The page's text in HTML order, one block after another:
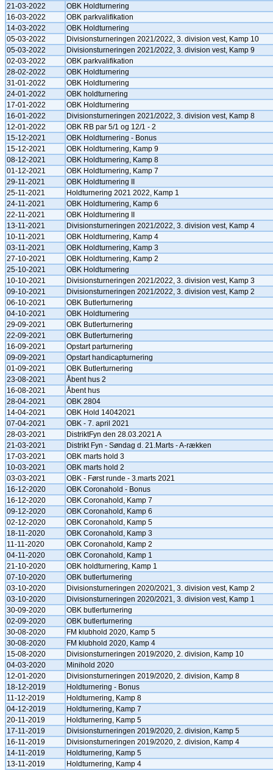
21-03-2022
OBK Holdturnering
16-03-2022
OBK parkvalifikation
14-03-2022
OBK Holdturnering
05-03-2022
Divisionsturneringen 2021/2022, 3. division vest, Kamp 10
05-03-2022
Divisionsturneringen 2021/2022, 3. division vest, Kamp 9
02-03-2022
OBK parkvalifikation
28-02-2022
OBK Holdturnering
31-01-2022
OBK Holdturnering
24-01-2022
OBK holdturnering
17-01-2022
OBK Holdturnering
16-01-2022
Divisionsturneringen 2021/2022, 3. division vest, Kamp 8
12-01-2022
OBK RB par 5/1 og 12/1 - 2
15-12-2021
OBK Holdturnering - Bonus
15-12-2021
OBK Holdturnering, Kamp 9
08-12-2021
OBK Holdturnering, Kamp 8
01-12-2021
OBK Holdturnering, Kamp 7
29-11-2021
OBK Holdturnering II
25-11-2021
Holdturnering 2021 2022, Kamp 1
24-11-2021
OBK Holdturnering, Kamp 6
22-11-2021
OBK Holdturnering II
13-11-2021
Divisionsturneringen 2021/2022, 3. division vest, Kamp 4
10-11-2021
OBK Holdturnering, Kamp 4
03-11-2021
OBK Holdturnering, Kamp 3
27-10-2021
OBK Holdturnering, Kamp 2
25-10-2021
OBK Holdturnering
10-10-2021
Divisionsturneringen 2021/2022, 3. division vest, Kamp 3
09-10-2021
Divisionsturneringen 2021/2022, 3. division vest, Kamp 2
06-10-2021
OBK Butlerturnering
04-10-2021
OBK Holdturnering
29-09-2021
OBK Butlerturnering
22-09-2021
OBK Butlerturnering
16-09-2021
Opstart parturnering
09-09-2021
Opstart handicapturnering
01-09-2021
OBK Butlerturnering
23-08-2021
Åbent hus 2
16-08-2021
Åbent hus
28-04-2021
OBK 2804
14-04-2021
OBK Hold 14042021
07-04-2021
OBK - 7. april 2021
28-03-2021
DistriktFyn den 28.03.2021 A
21-03-2021
Distrikt Fyn - Søndag d. 21.Marts - A-rækken
17-03-2021
OBK marts hold 3
10-03-2021
OBK marts hold 2
03-03-2021
OBK - Først runde - 3.marts 2021
16-12-2020
OBK Coronahold - Bonus
16-12-2020
OBK Coronahold, Kamp 7
09-12-2020
OBK Coronahold, Kamp 6
02-12-2020
OBK Coronahold, Kamp 5
18-11-2020
OBK Coronahold, Kamp 3
11-11-2020
OBK Coronahold, Kamp 2
04-11-2020
OBK Coronahold, Kamp 1
21-10-2020
OBK holdturnering, Kamp 1
07-10-2020
OBK butlerturnering
03-10-2020
Divisionsturneringen 2020/2021, 3. division vest, Kamp 2
03-10-2020
Divisionsturneringen 2020/2021, 3. division vest, Kamp 1
30-09-2020
OBK butlerturnering
02-09-2020
OBK butlerturnering
30-08-2020
FM klubhold 2020, Kamp 5
30-08-2020
FM klubhold 2020, Kamp 4
15-08-2020
Divisionsturneringen 2019/2020, 2. division, Kamp 10
04-03-2020
Minihold 2020
12-01-2020
Divisionsturneringen 2019/2020, 2. division, Kamp 8
18-12-2019
Holdturnering - Bonus
11-12-2019
Holdturnering, Kamp 8
04-12-2019
Holdturnering, Kamp 7
20-11-2019
Holdturnering, Kamp 5
17-11-2019
Divisionsturneringen 2019/2020, 2. division, Kamp 5
16-11-2019
Divisionsturneringen 2019/2020, 2. division, Kamp 4
14-11-2019
Holdturnering, Kamp 5
13-11-2019
Holdturnering, Kamp 4